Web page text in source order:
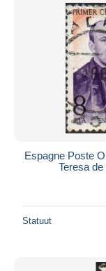
Espagne Poste
Teresa
Statuut